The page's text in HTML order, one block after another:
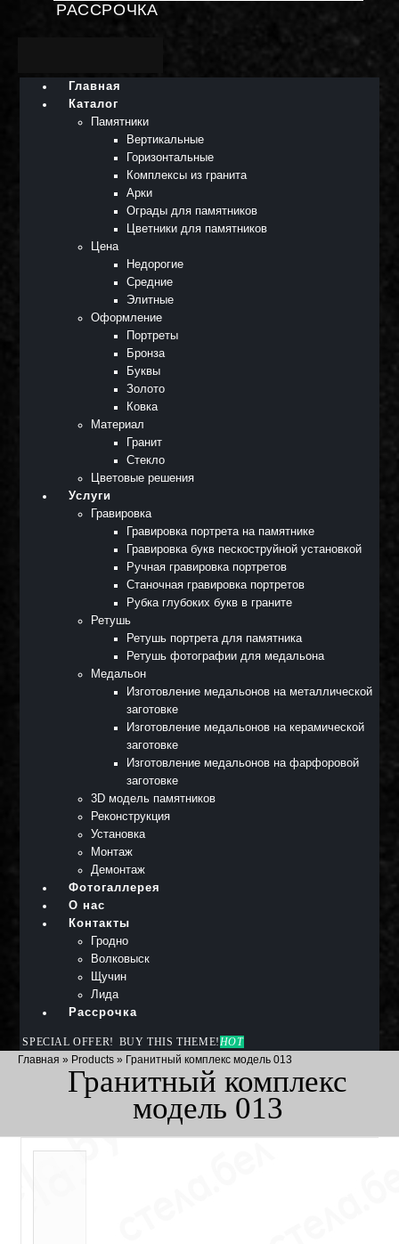
РАССРОЧКА
Главная
Каталог
Памятники
Вертикальные
Горизонтальные
Комплексы из гранита
Арки
Ограды для памятников
Цветники для памятников
Цена
Недорогие
Средние
Элитные
Оформление
Портреты
Бронза
Буквы
Золото
Ковка
Материал
Гранит
Стекло
Цветовые решения
Услуги
Гравировка
Гравировка портрета на памятнике
Гравировка букв пескоструйной установкой
Ручная гравировка портретов
Станочная гравировка портретов
Рубка глубоких букв в граните
Ретушь
Ретушь портрета для памятника
Ретушь фотографии для медальона
Медальон
Изготовление медальонов на металлической
заготовке
Изготовление медальонов на керамической
заготовке
Изготовление медальонов на фарфоровой
заготовке
3D модель памятников
Реконструкция
Установка
Монтаж
Демонтаж
Фотогаллерея
О нас
Контакты
Гродно
Волковыск
Щучин
Лида
Рассрочка
SPECIAL OFFER! BUY THIS THEME!HOT
Главная » Products » Гранитный комплекс модель 013
Гранитный комплекс
модель 013